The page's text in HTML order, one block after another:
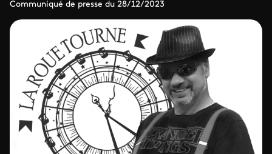
Communiqué de presse du 28/12/2023